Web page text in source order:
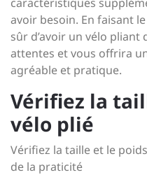
avoir besoin. En faisant
sûr d’avoir un vélo
attentes et vous offrira
agréable et pratique.
Vérifiez la
vélo plié
Vérifiez la taille et le
de la praticité